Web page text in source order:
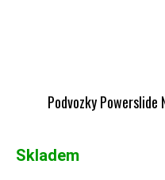
Podvozky
Skladem